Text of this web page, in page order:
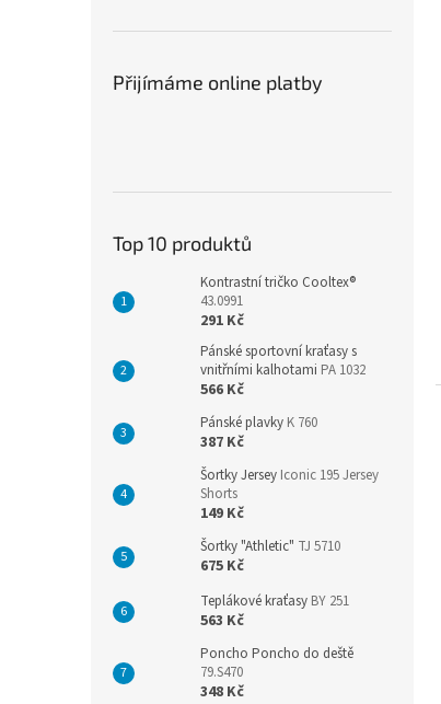
Přijímáme online platby
Top 10 produktů
Kontrastní tričko Cooltex®
43.0991
291 Kč
Pánské sportovní kraťasy s
vnitřními kalhotami PA 1032
566 Kč
Pánské plavky K 760
387 Kč
Šortky Jersey Iconic 195 Jersey
Shorts
149 Kč
Šortky "Athletic" TJ 5710
675 Kč
Teplákové kraťasy BY 251
563 Kč
Poncho Poncho do deště
79.S470
348 Kč